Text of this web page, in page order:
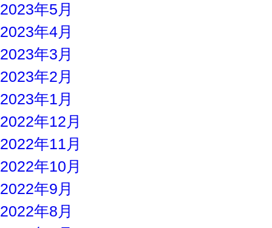
2023年5月
2023年4月
2023年3月
2023年2月
2023年1月
2022年12月
2022年11月
2022年10月
2022年9月
2022年8月